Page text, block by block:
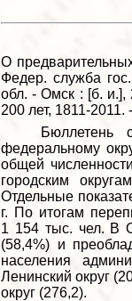
О
Федер. служба
обл. - Омск : [б. и.],
200 лет, 1811-
Бюллетень
федеральному
общей
городским
Отдельные
г. По итогам
1 154 тыс. чел. В
(58,4%) и
населения
Ленинский округ
округ (276,2).